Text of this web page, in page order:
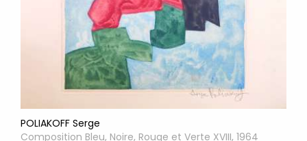
POLIAKOFF Serge
Composition Bleu, Noire, Rouge et Verte XVIII, 1964